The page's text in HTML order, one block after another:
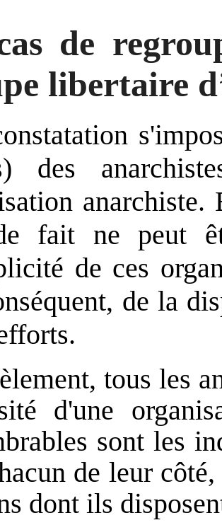
de
libertaire
des
fait ne peut
de ces
de la
tous les
d'une
sont les
de leur
dont ils